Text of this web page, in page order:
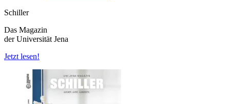
Schiller
Das Magazin
der Universität Jena
Jetzt lesen!